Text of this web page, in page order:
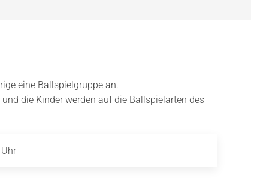
eine Ballspielgruppe an.
die Kinder werden auf die Ballspielarten des